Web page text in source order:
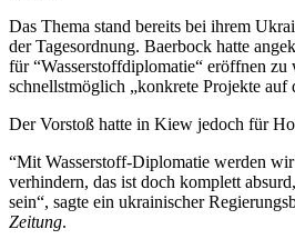
Das Thema stand bereits bei ihrem
der Tagesordnung. Baerbock hatte
für “Wasserstoffdiplomatie“ eröffnen zu
schnellstmöglich „konkrete Projekte auf
Der Vorstoß hatte in Kiew jedoch für
“Mit Wasserstoff-Diplomatie werden
verhindern, das ist doch komplett
sein“, sagte ein ukrainischer
Zeitung.